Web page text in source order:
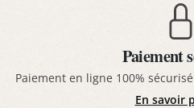
Paiement
Paiement en ligne 100%
En savoir